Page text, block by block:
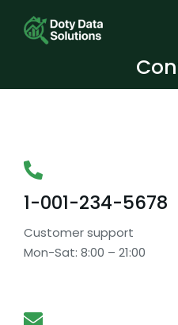
1-001-234-5678
Customer support
Mon-Sat: 8:00 – 21:00